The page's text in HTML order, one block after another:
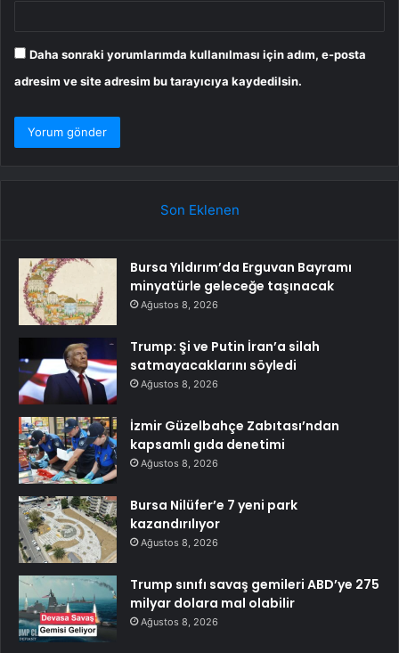
Daha sonraki yorumlarımda kullanılması için adım, e-posta
adresim ve site adresim bu tarayıcıya kaydedilsin.
Son Eklenen
Bursa Yıldırım’da Erguvan Bayramı
minyatürle geleceğe taşınacak
Ağustos 8, 2026
Trump: Şi ve Putin İran’a silah
satmayacaklarını söyledi
Ağustos 8, 2026
İzmir Güzelbahçe Zabıtası’ndan
kapsamlı gıda denetimi
Ağustos 8, 2026
Bursa Nilüfer’e 7 yeni park
kazandırılıyor
Ağustos 8, 2026
Trump sınıfı savaş gemileri ABD’ye 275
milyar dolara mal olabilir
Ağustos 8, 2026